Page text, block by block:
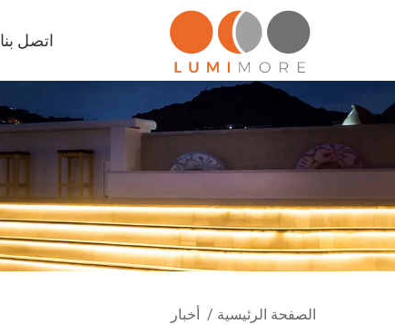
اتصل بنا
الصفحة الرئيسية / أخبار